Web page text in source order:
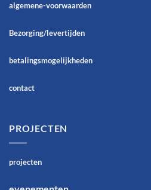
algemene-voorwaarden
Bezorging/levertijden
betalingsmogelijkheden
contact
PROJECTEN
projecten